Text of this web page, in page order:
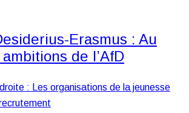
Erasmus : Au
de l’AfD